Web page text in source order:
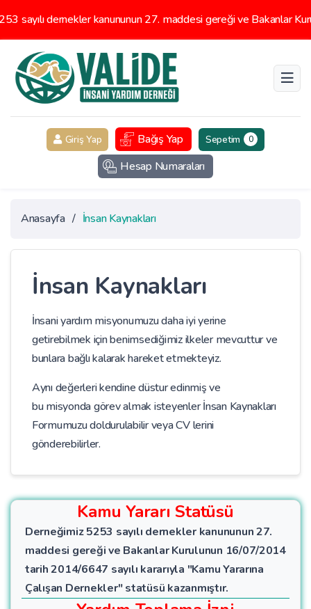
sayılı dernekler kanununun 27. maddesi gereği ve Bakanlar
Giriş Yap Bağış Yap Sepetim 0
Hesap Numaraları
Anasayfa / İnsan Kaynakları
İnsan Kaynakları
İnsani yardım misyonumuzu daha iyi yerine
getirebilmek için benimsediğimiz ilkeler mevcuttur ve
bunlara bağlı kalarak hareket etmekteyiz.
Aynı değerleri kendine düstur edinmiş ve
bu misyonda görev almak isteyenler İnsan Kaynakları
Formumuzu doldurulabilir veya CV lerini
gönderebilirler.
Kamu Yararı Statüsü
Derneğimiz 5253 sayılı dernekler kanununun 27.
maddesi gereği ve Bakanlar Kurulunun 16/07/2014
tarih 2014/6647 sayılı kararıyla "Kamu Yararına
Çalışan Dernekler" statüsü kazanmıştır.